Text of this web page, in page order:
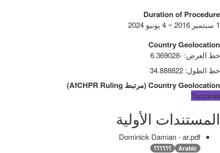
Duration of Procedure
1 سبتمبر 2016 ~ 4 يونيو 2024
Country Geolocation
خط العرض:
-6.369028
خط الطول:
34.888822
Country Geolocation
(مرتبط AfCHPR Ruling
)
Tanzania
المستندات الأولية
Dominick Damian - ar.pdf
Arabic ؟؟؟؟؟؟